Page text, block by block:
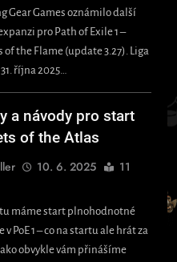
Gear Games oznámilo další
pro Path of Exile 1 –
of the Flame (update 3.27). Liga
října 2025…
a návody pro start
of the Atlas
10. 6. 2025
11
tu máme start plnohodnotné
v PoE 1 – co na startu ale hrát za
obvykle vám přinášíme